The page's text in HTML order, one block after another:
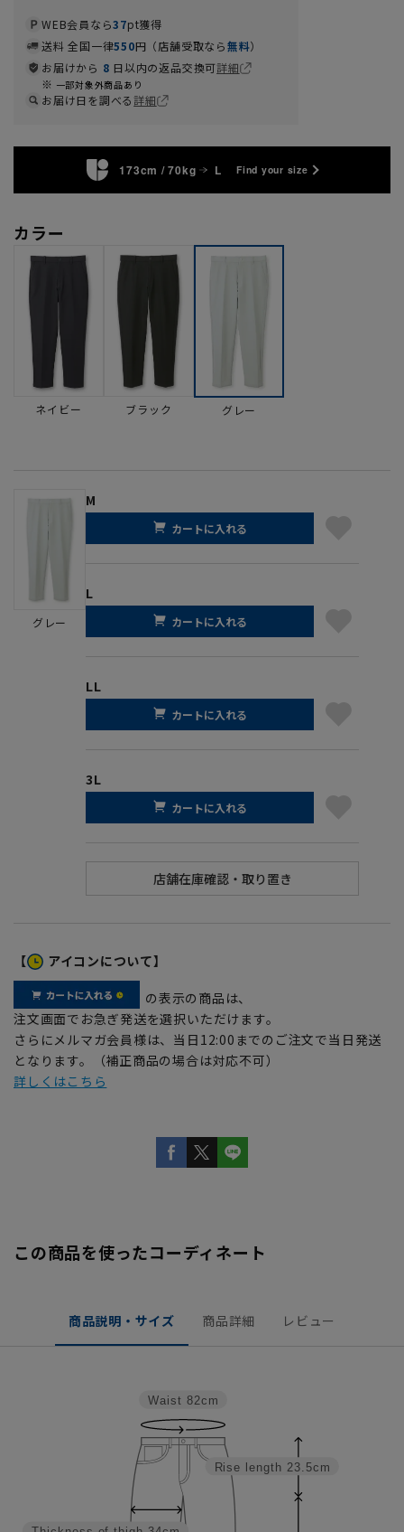
WEB会員なら37pt獲得
送料 全国一律550円（店舗受取なら無料）
お届けから 8 日以内の返品交換可詳細
一部対象外商品あり
お届け日を調べる詳細
173cm / 70kg L Find your size
カラー
ネイビー ブラック グレー
グレー
M
カートに入れる
L
カートに入れる
LL
カートに入れる
3L
カートに入れる
【 アイコンについて】
の表示の商品は、
注文画面でお急ぎ発送を選択いただけます。
さらにメルマガ会員様は、当日12:00までのご注文で当日発送
となります。（補正商品の場合は対応不可）
詳しくはこちら
この商品を使ったコーディネート
商品説明・サイズ 商品詳細 レビュー
Rise length 23.5cm
Waist 82cm